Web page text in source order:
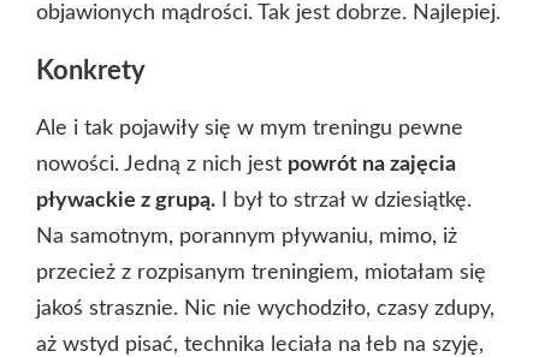
objawionych mądrości. Tak jest dobrze. Najlepiej.
Konkrety
Ale i tak pojawiły się w mym treningu pewne
nowości. Jedną z nich jest powrót na zajęcia
pływackie z grupą. I był to strzał w dziesiątkę.
Na samotnym, porannym pływaniu, mimo, iż
przecież z rozpisanym treningiem, miotałam się
jakoś strasznie. Nic nie wychodziło, czasy zdupy,
aż wstyd pisać, technika leciała na łeb na szyję,